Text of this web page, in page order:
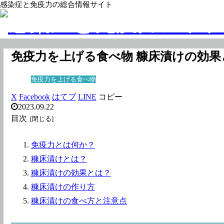
感染症と免疫力の総合情報サイト
免疫力を上げる食べ物 糠床漬けの効
免疫力を上げる食べ物
X Facebook はてブ LINE コピー
2023.09.22
目次
免疫力とは何か？
糠床漬けとは？
糠床漬けの効果とは？
糠床漬けの作り方
糠床漬けの食べ方と注意点